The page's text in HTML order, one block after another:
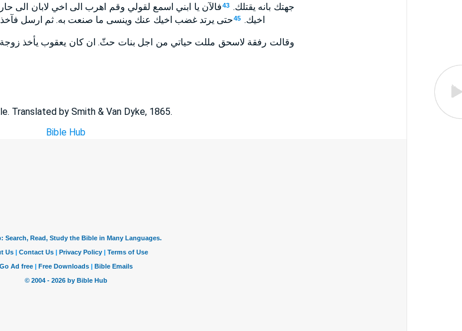
جهتك بانه يقتلك. 43فالآن يا ابني اسمع لقولي وقم اهرب الى اخي لابان الى
اخيك. 45حتى يرتد غضب اخيك عنك وينسى ما صنعت به. ثم ارسل فآخذك
وقالت رفقة لاسحق مللت حياتي من اجل بنات حثّ. ان كان يعقوب يأخذ
Translated by Smith & Van Dyke, 1865.
Bible Hub